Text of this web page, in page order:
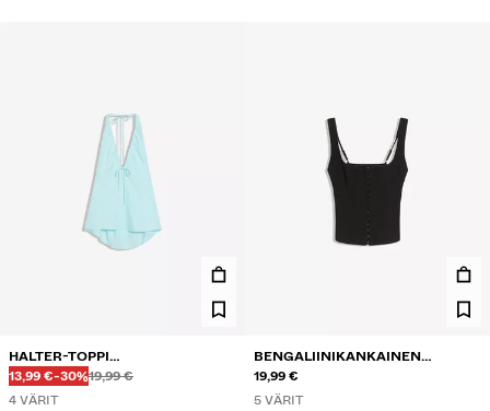
HALTER-TOPPI
PELLAVASEKOITETTA
ALENNETTU HINTA
13,99 €ALENNUS
-30%Ennen
19,99 €
Ennen
4 VÄRIT
BENGALIINIKANKAINEN
KORSETTITOPPI
19,99 €
5 VÄRIT